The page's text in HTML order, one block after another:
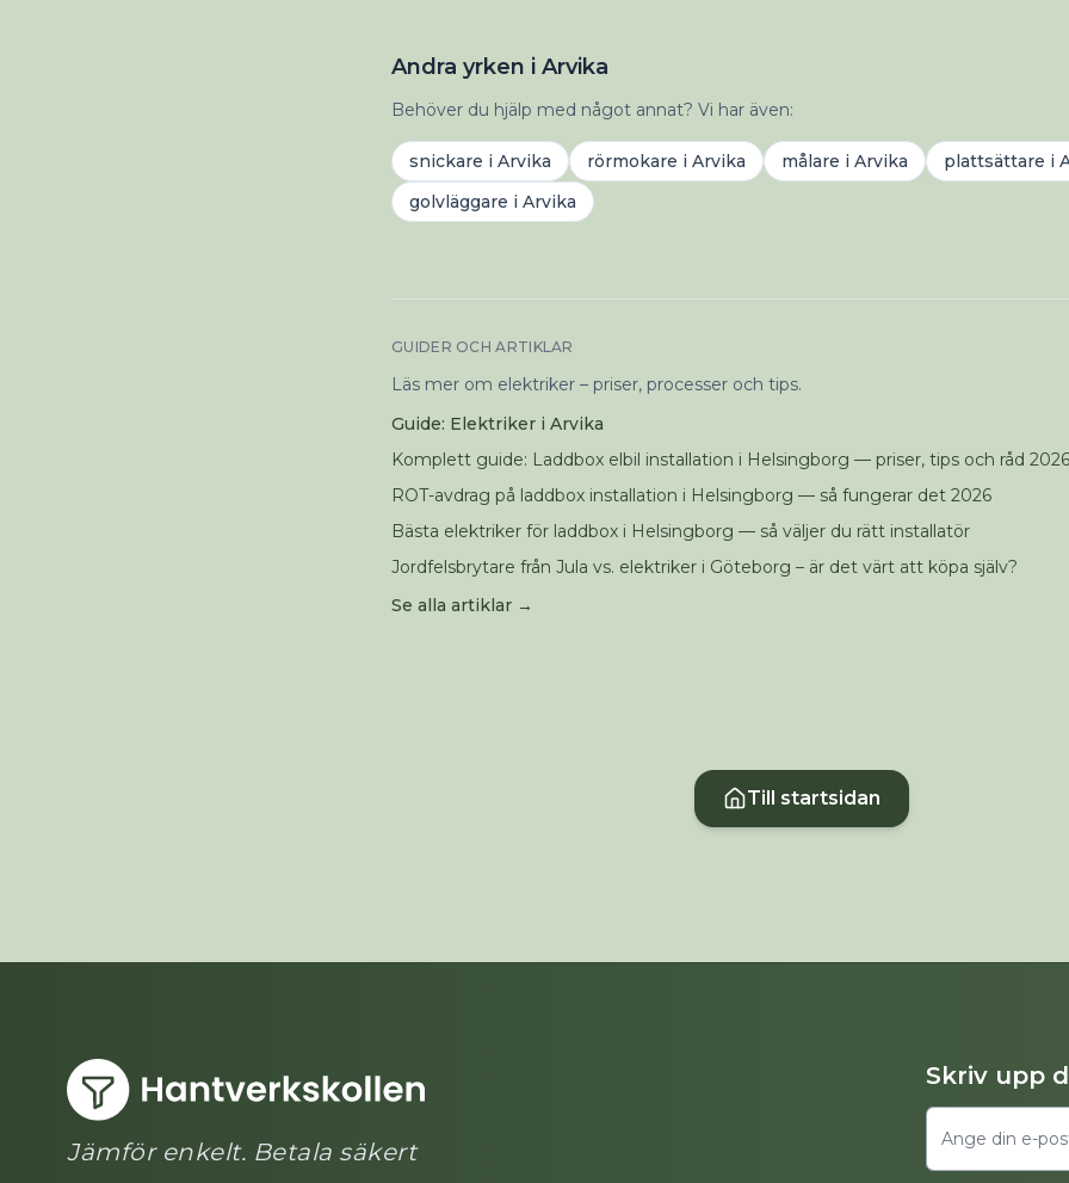
Andra yrken i Arvika
Behöver du hjälp med något annat? Vi har även:
snickare i Arvika rörmokare i Arvika målare i Arvika plattsättare i
golvläggare i Arvika
GUIDER OCH ARTIKLAR
Läs mer om elektriker – priser, processer och tips.
Guide: Elektriker i Arvika
Komplett guide: Laddbox elbil installation i Helsingborg — priser, tips och råd 2026
ROT-avdrag på laddbox installation i Helsingborg — så fungerar det 2026
Bästa elektriker för laddbox i Helsingborg — så väljer du rätt installatör
Jordfelsbrytare från Jula vs. elektriker i Göteborg – är det värt att köpa själv?
Se alla artiklar →
Till startsidan
Jämför enkelt. Betala säkert
Skriv upp